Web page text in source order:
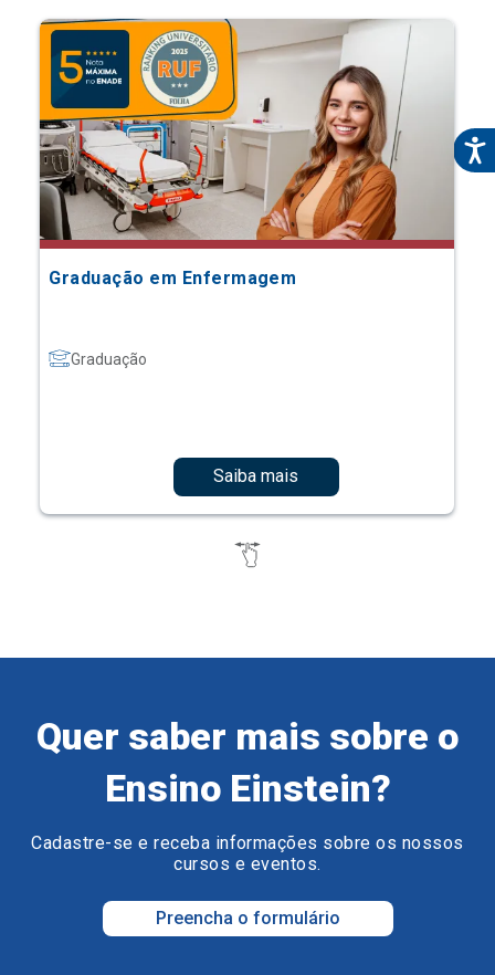
Graduação em Enfermagem
Graduação
Saiba mais
Quer saber mais sobre o
Ensino Einstein?
Cadastre-se e receba informações sobre os nossos
cursos e eventos.
Preencha o formulário